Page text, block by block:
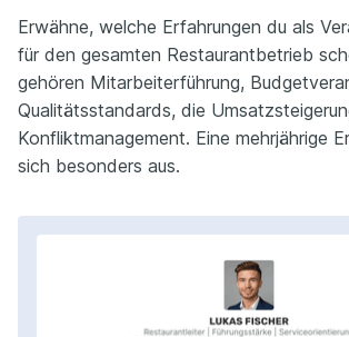
Erwähne, welche Erfahrungen du als
für den gesamten Restaurantbetrieb
gehören Mitarbeiterführung,
Qualitätsstandards, die
Konfliktmanagement. Eine mehrjährige
sich besonders aus.